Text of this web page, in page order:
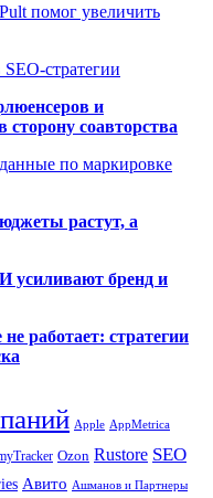
помог увеличить
стратегии
и
сторону соавторства
по маркировке
растут, а
усиливают бренд и
работает: стратегии
Apple AppMetrica
Ozon Rustore SEO
Авито Ашманов и Партнеры